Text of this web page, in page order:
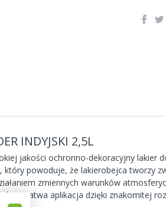
INDYJSKI 2,5L
jakości ochronno-dekoracyjny lakier
powoduje, że lakierobejca tworzy
zmiennych warunków
Łatwa aplikacja dzięki znakomitej